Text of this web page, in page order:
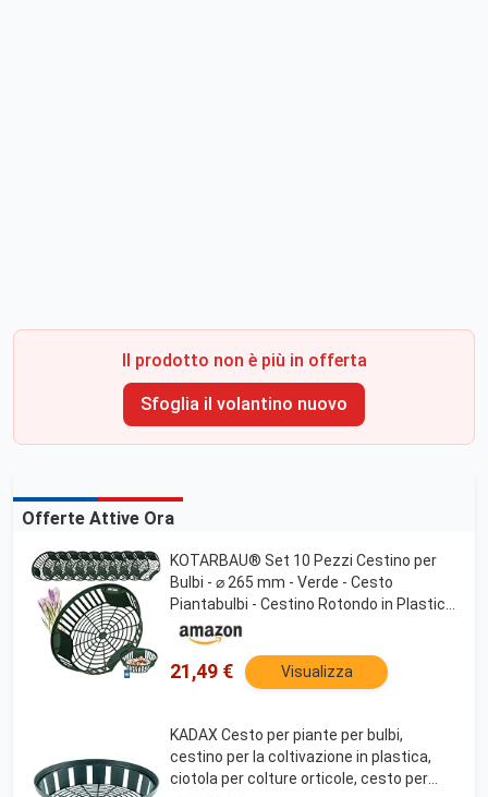
Il prodotto non è più in offerta
Sfoglia il volantino nuovo
Offerte Attive Ora
KOTARBAU® Set 10 Pezzi Cestino per
Bulbi - ⌀ 265 mm - Verde - Cesto
Piantabulbi - Cestino Rotondo in Plastica
per Bulbi
21,49 € Visualizza
KADAX Cesto per piante per bulbi,
cestino per la coltivazione in plastica,
ciotola per colture orticole, cesto per